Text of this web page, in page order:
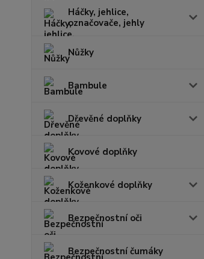
Háčky, jehlice,
označovače, jehly
Nůžky
Bambule
Dřevěné doplňky
Kovové doplňky
Koženkové doplňky
Bezpečnostní oči
Bezpečnostní čumáky